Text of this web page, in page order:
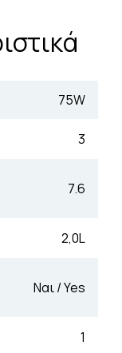
75W
3
7.6
2,0L
Ναι / Yes
1